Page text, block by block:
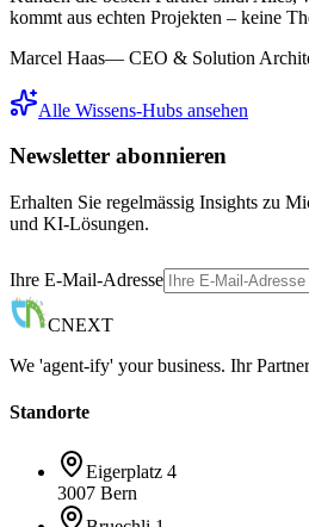
kommt aus echten Projekten – keine
Marcel Haas— CEO & Solution
Alle Wissens-Hubs ansehen
Newsletter abonnieren
Erhalten Sie regelmässig Insights zu
und KI-Lösungen.
Ihre E-Mail-Adresse
CNEXT
We 'agent-ify' your business. Ihr
Standorte
Eigerplatz 4
3007 Bern